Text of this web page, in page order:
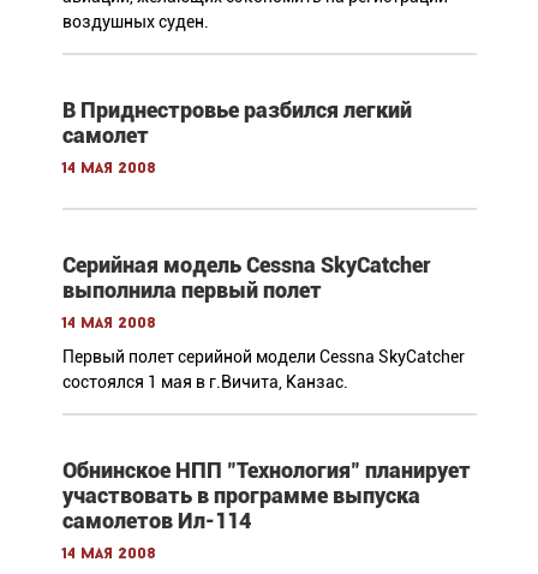
воздушных суден.
В Приднестровье разбился легкий
самолет
14 мая 2008
Серийная модель Cessna SkyCatcher
выполнила первый полет
14 мая 2008
Первый полет серийной модели Cessna SkyCatcher
состоялся 1 мая в г.Вичита, Канзас.
Обнинское НПП "Технология" планирует
участвовать в программе выпуска
самолетов Ил-114
14 мая 2008